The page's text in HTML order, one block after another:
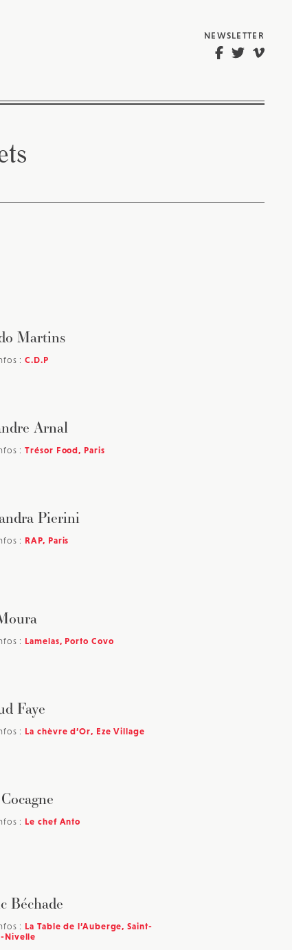
NEWSLETTER
Martins
:C.D.P
Arnal
:Trésor Food, Paris
Pierini
: RAP, Paris
: Lamelas, Porto Covo
Faye
: La chèvre d’Or, Eze Village
: Le chef Anto
Béchade
: La Table de l’Auberge, Saint-
Nivelle